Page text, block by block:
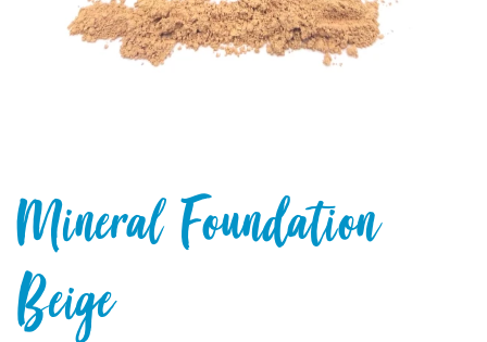
Mineral Foundation
Beige